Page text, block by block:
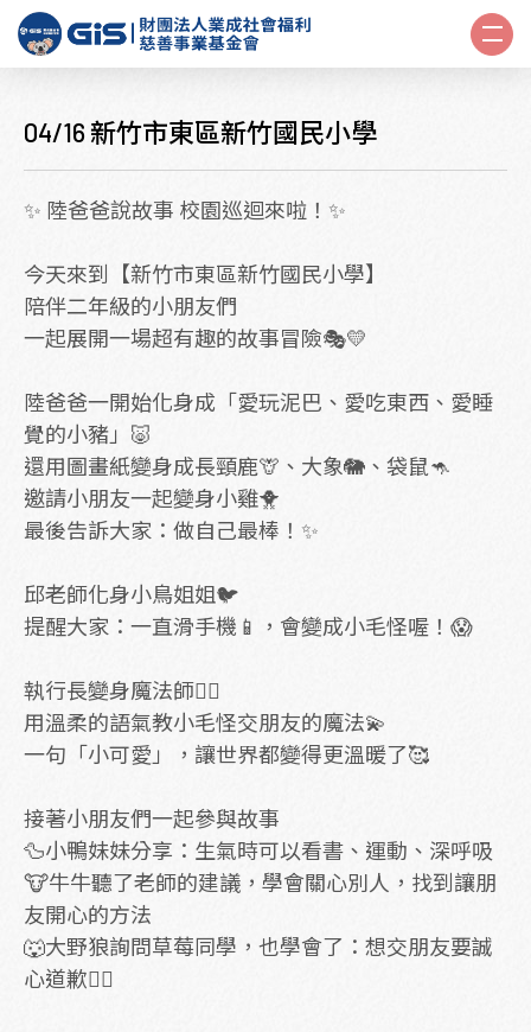
04/16 新竹市東區新竹國民小學
✨ 陸爸爸說故事 校園巡迴來啦！✨
今天來到【新竹市東區新竹國民小學】
陪伴二年級的小朋友們
一起展開一場超有趣的故事冒險🎭💛
陸爸爸一開始化身成「愛玩泥巴、愛吃東西、愛睡
覺的小豬」🐷
還用圖畫紙變身成長頸鹿🦒、大象🐘、袋鼠🦘
邀請小朋友一起變身小雞🐥
最後告訴大家：做自己最棒！✨
邱老師化身小鳥姐姐🐦
提醒大家：一直滑手機📱，會變成小毛怪喔！😱
執行長變身魔法師🧙‍♂️
用溫柔的語氣教小毛怪交朋友的魔法💫
一句「小可愛」，讓世界都變得更溫暖了🥰
接著小朋友們一起參與故事
🦆小鴨妹妹分享：生氣時可以看書、運動、深呼吸
🐮牛牛聽了老師的建議，學會關心別人，找到讓朋
友開心的方法
🐺大野狼詢問草莓同學，也學會了：想交朋友要誠
心道歉🙇‍♀️